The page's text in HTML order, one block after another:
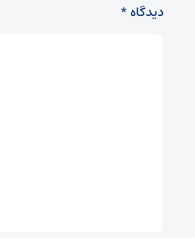
دیدگاه*